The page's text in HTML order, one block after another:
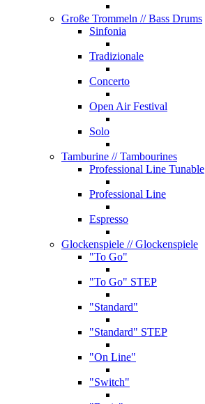
Große Trommeln // Bass Drums
Sinfonia
Tradizionale
Concerto
Open Air Festival
Solo
Tamburine // Tambourines
Professional Line Tunable
Professional Line
Espresso
Glockenspiele // Glockenspiele
"To Go"
"To Go" STEP
"Standard"
"Standard" STEP
"On Line"
"Switch"